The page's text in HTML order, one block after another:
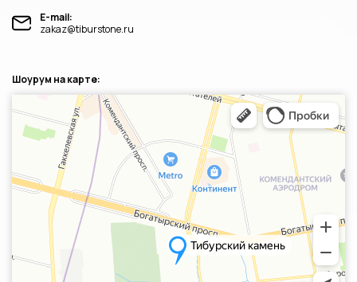
E-mail:
zakaz@tiburstone.ru
Шоурум на карте:
Санкт‑Петербург
Яндекс.Карты — транспорт, навигация, поиск мест